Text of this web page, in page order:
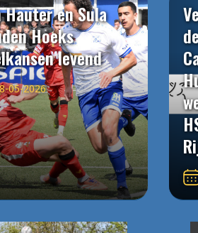
Hauter en Sula
Hoeks
levend
05-2026